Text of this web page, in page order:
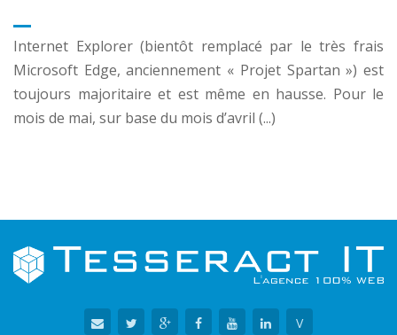
Internet Explorer (bientôt remplacé par le très frais
Microsoft Edge, anciennement « Projet Spartan ») est
toujours majoritaire et est même en hausse. Pour le
mois de mai, sur base du mois d’avril (...)
V